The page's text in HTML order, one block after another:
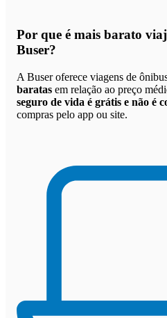
Por que é mais barato
Buser?
A Buser oferece viagens de
baratas em relação ao preço
seguro de vida é grátis e não é
compras pelo app ou site.